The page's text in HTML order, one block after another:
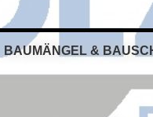
BAUMÄNGEL &